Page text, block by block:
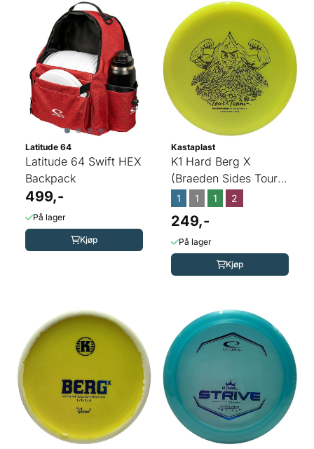
Latitude 64
Latitude 64 Swift HEX
Backpack
499,-
På lager
Kjøp
Kastaplast
K1 Hard Berg X
(Braeden Sides Tour
Series 2026)
1 1 1 2
249,-
På lager
Kjøp